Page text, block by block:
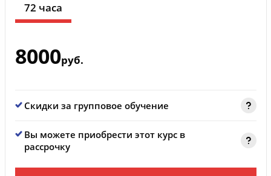
72 часа
8000руб.
Скидки за групповое обучение
Вы можете приобрести этот курс в
рассрочку